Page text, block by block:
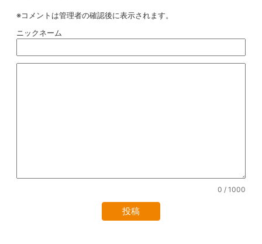
※コメントは管理者の確認後に表示されます。
ニックネーム
0 / 1000